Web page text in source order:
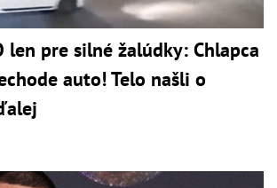
len pre silné žalúdky: Chlapca
auto! Telo našli o